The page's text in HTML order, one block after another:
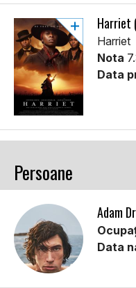
Harriet
Harriet
Nota
Data
Persoane
Adam
Data